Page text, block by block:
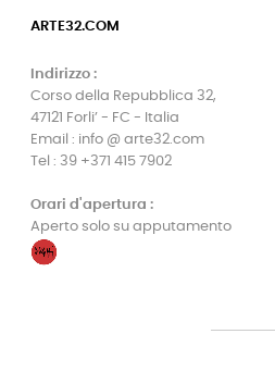
ARTE32.COM
Indirizzo :
Corso della Repubblica 32,
47121 Forli’ - FC - Italia
Email : info @ arte32.com
Tel : 39 +371 415 7902
Orari d'apertura :
Aperto solo su apputamento